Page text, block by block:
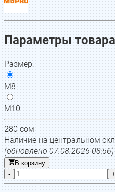
Параметры товара
Размер:
М8
М10
280сом
Наличие на центральном
(обновлено07.08.2026 08:56)
В корзину
-
+